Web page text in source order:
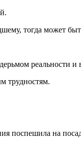
тогда может
реальности и
трудностям.
поспешила на